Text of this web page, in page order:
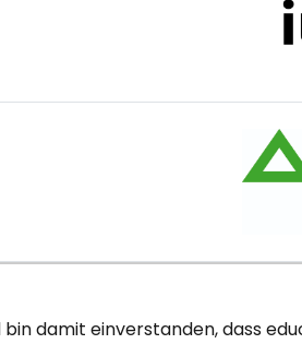
bin damit einverstanden, dass